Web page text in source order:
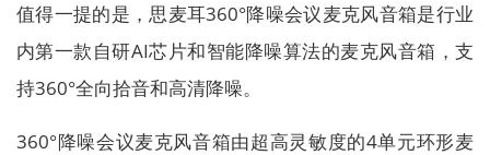
值得一提的是，思麦耳360°降噪会议麦克风音箱是行业
内第一款自研AI芯片和智能降噪算法的麦克风音箱，支
持360°全向拾音和高清降噪。
360°降噪会议麦克风音箱由超高灵敏度的4单元环形麦